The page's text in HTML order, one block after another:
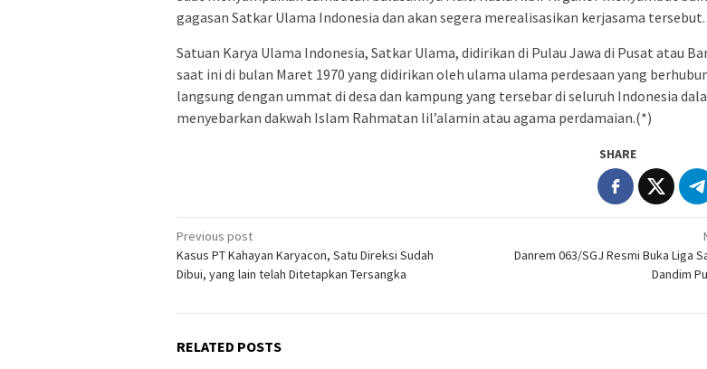
gagasan Satkar Ulama Indonesia dan akan segera merealisasikan kerjasama tersebut.
Satuan Karya Ulama Indonesia, Satkar Ulama, didirikan di Pulau Jawa di Pusat atau
saat ini di bulan Maret 1970 yang didirikan oleh ulama ulama perdesaan yang
langsung dengan ummat di desa dan kampung yang tersebar di seluruh Indonesia
menyebarkan dakwah Islam Rahmatan lil’alamin atau agama perdamaian.(*)
SHARE
Post
navigation
Previous post
Kasus PT Kahayan Karyacon, Satu Direksi Sudah
Dibui, yang lain telah Ditetapkan Tersangka
Danrem 063/SGJ Resmi Buka Liga
Dandim
RELATED POSTS